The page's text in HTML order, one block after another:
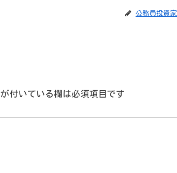
公務員投資家
が付いている欄は必須項目です